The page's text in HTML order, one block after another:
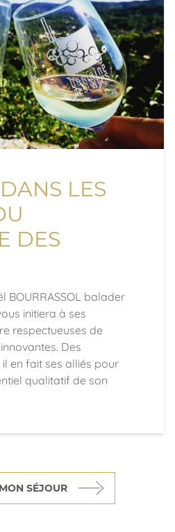
LES
DES
BOURRASSOL balader
initiera à ses
respectueuses de
Des
en fait ses alliés pour
qualitatif de son
SÉJOUR